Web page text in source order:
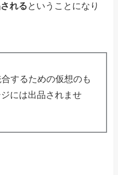
れるということになり
するための仮想のも
には出品されませ